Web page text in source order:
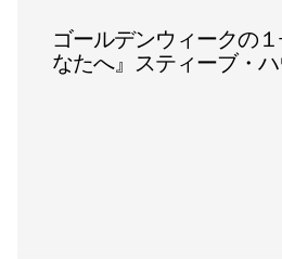
ゴールデンウィークの
なたへ』スティーブ・